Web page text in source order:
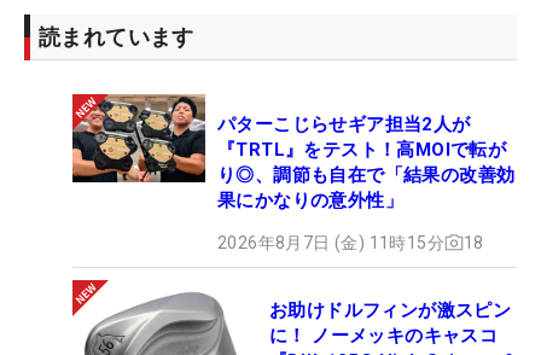
読まれています
パターこじらせギア担当2人が
『TRTL』をテスト！高MOIで転が
り◎、調節も自在で「結果の改善効
果にかなりの意外性」
2026年8月7日 (金) 11時15分 18
お助けドルフィンが激スピン
に！ ノーメッキのキャスコ